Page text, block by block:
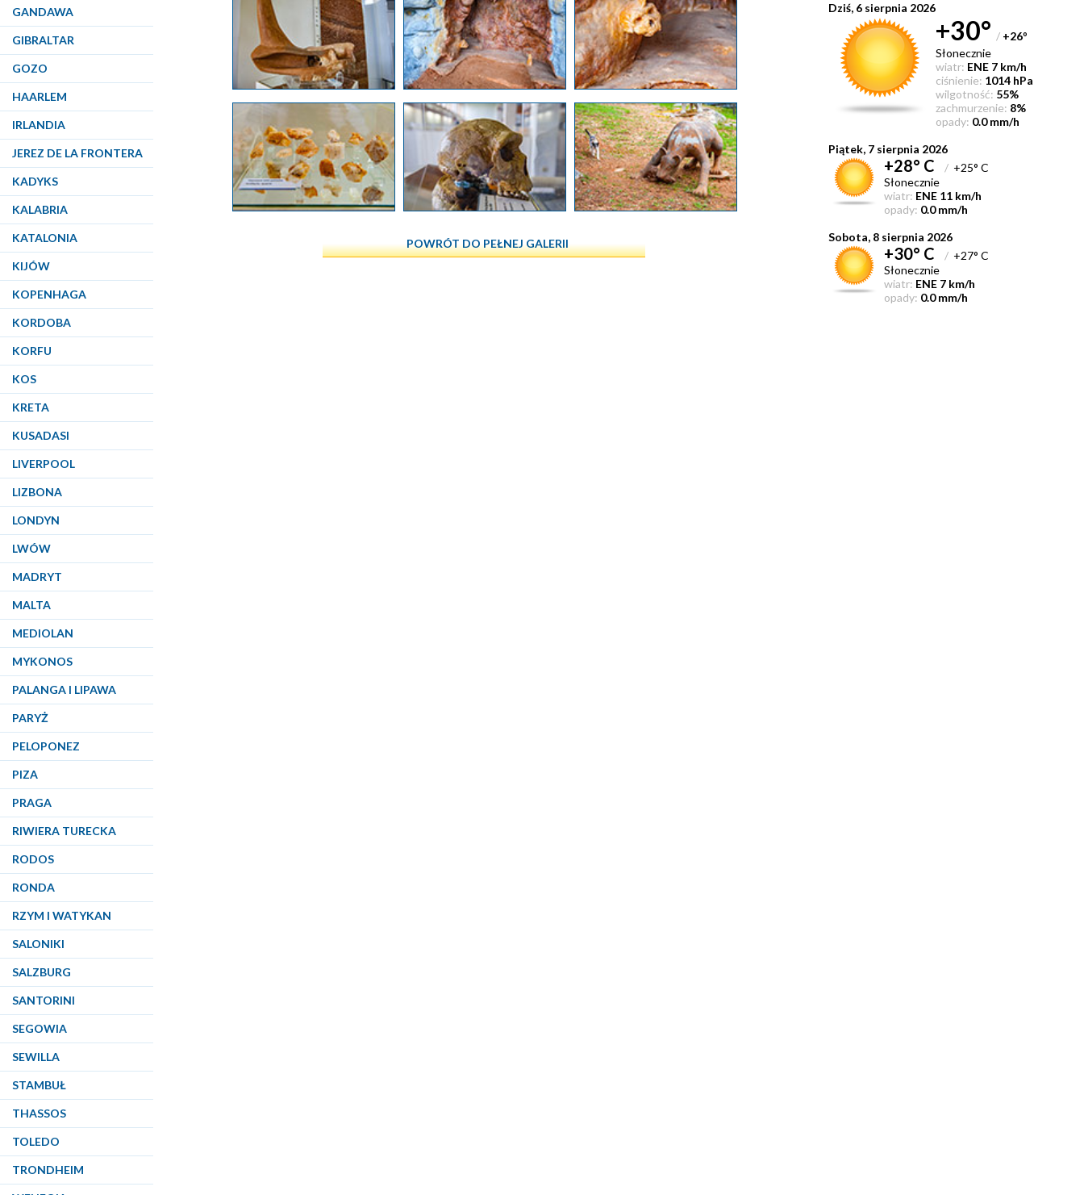
GANDAWA
GIBRALTAR
GOZO
HAARLEM
IRLANDIA
JEREZ DE LA FRONTERA
KADYKS
KALABRIA
KATALONIA
KIJÓW
KOPENHAGA
KORDOBA
KORFU
KOS
KRETA
KUSADASI
LIVERPOOL
LIZBONA
LONDYN
LWÓW
MADRYT
MALTA
MEDIOLAN
MYKONOS
PALANGA I LIPAWA
PARYŻ
PELOPONEZ
PIZA
PRAGA
RIWIERA TURECKA
RODOS
RONDA
RZYM I WATYKAN
SALONIKI
SALZBURG
SANTORINI
SEGOWIA
SEWILLA
STAMBUŁ
THASSOS
TOLEDO
TRONDHEIM
POWRÓT DO PEŁNEJ GALERII
Dziś, 6 sierpnia 2026
+30° / +26°
Słonecznie
wiatr: ENE 7 km/h
ciśnienie: 1014 hPa
wilgotność: 55%
zachmurzenie: 8%
opady: 0.0 mm/h
Piątek, 7 sierpnia 2026
+28° C / +25° C
Słonecznie
wiatr: ENE 11 km/h
opady: 0.0 mm/h
Sobota, 8 sierpnia 2026
+30° C / +27° C
Słonecznie
wiatr: ENE 7 km/h
opady: 0.0 mm/h